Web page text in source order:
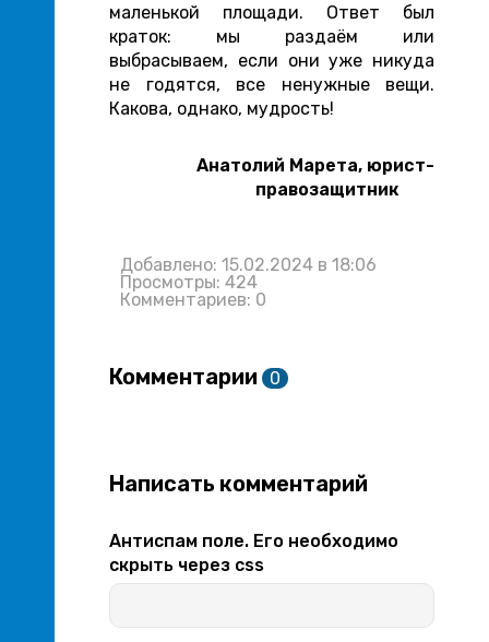
маленькой площади. Ответ был
краток: мы раздаём или
выбрасываем, если они уже никуда
не годятся, все ненужные вещи.
Какова, однако, мудрость!
Анатолий Марета, юрист-
правозащитник
Добавлено: 15.02.2024 в 18:06
Просмотры: 424
Комментариев: 0
Комментарии 0
Написать комментарий
Антиспам поле. Его необходимо
скрыть через css